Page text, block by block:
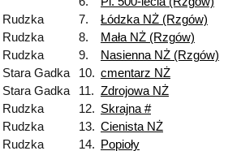
Rudzka
7. Łódzka NŻ (Rzgów)
Rudzka
8. Mała NŻ (Rzgów)
Rudzka
9. Nasienna NŻ (Rzgów)
Stara Gadka
10. cmentarz NŻ
Stara Gadka
11. Zdrojowa NŻ
Rudzka
12. Skrajna #
Rudzka
13. Cienista NŻ
Rudzka
14. Popioły